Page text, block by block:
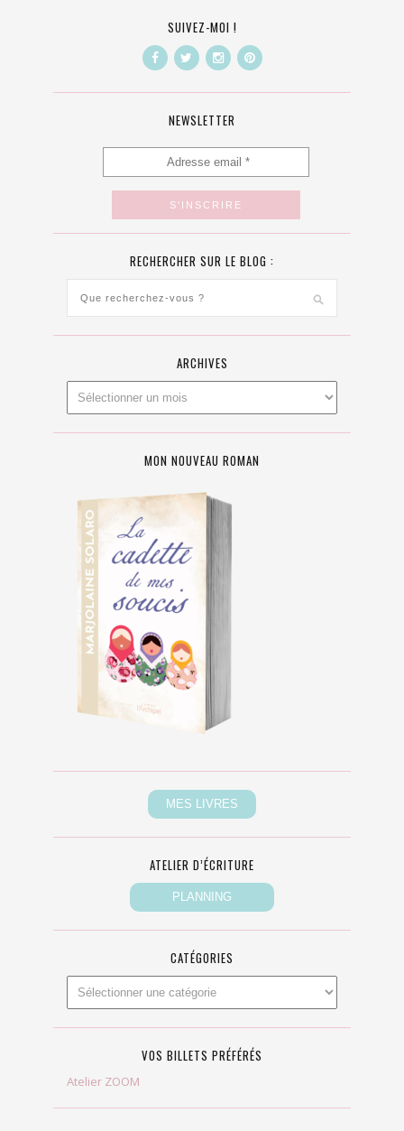
SUIVEZ-MOI !
NEWSLETTER
RECHERCHER SUR LE BLOG :
ARCHIVES
MON NOUVEAU ROMAN
ATELIER D’ÉCRITURE
CATÉGORIES
VOS BILLETS PRÉFÉRÉS
Atelier ZOOM